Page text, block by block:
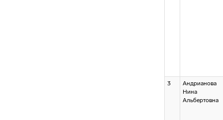
3
Андрианова
Нина
Альбертовна